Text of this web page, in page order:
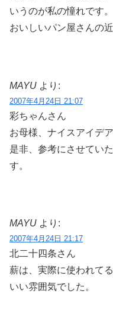
いうのが私の憧れです。
おいしいパン屋さんの
MAYU より:
2007年4月24日 21:07
彩ちゃんさん
お母様、ナイスアイデア
是非、参考にさせてい
す。
MAYU より:
2007年4月24日 21:17
北二十四条さん
薪は、実際に使われて
いい雰囲気でした。